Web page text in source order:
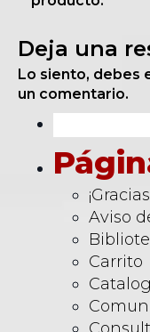
Deja una
Lo siento, debes
un comentario.
Aviso
Carrito